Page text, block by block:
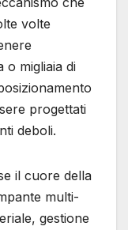
volte
o migliaia di
progettati
deboli.
il cuore della
multi-
gestione